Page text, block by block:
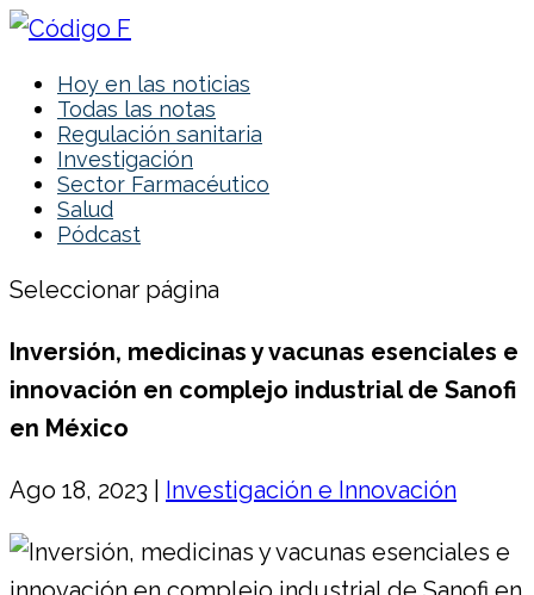
Hoy en las noticias
Todas las notas
Regulación sanitaria
Investigación
Sector Farmacéutico
Salud
Pódcast
Seleccionar página
Inversión, medicinas y vacunas esenciales e
innovación en complejo industrial de Sanofi
en México
Ago 18, 2023 Investigación e Innovación